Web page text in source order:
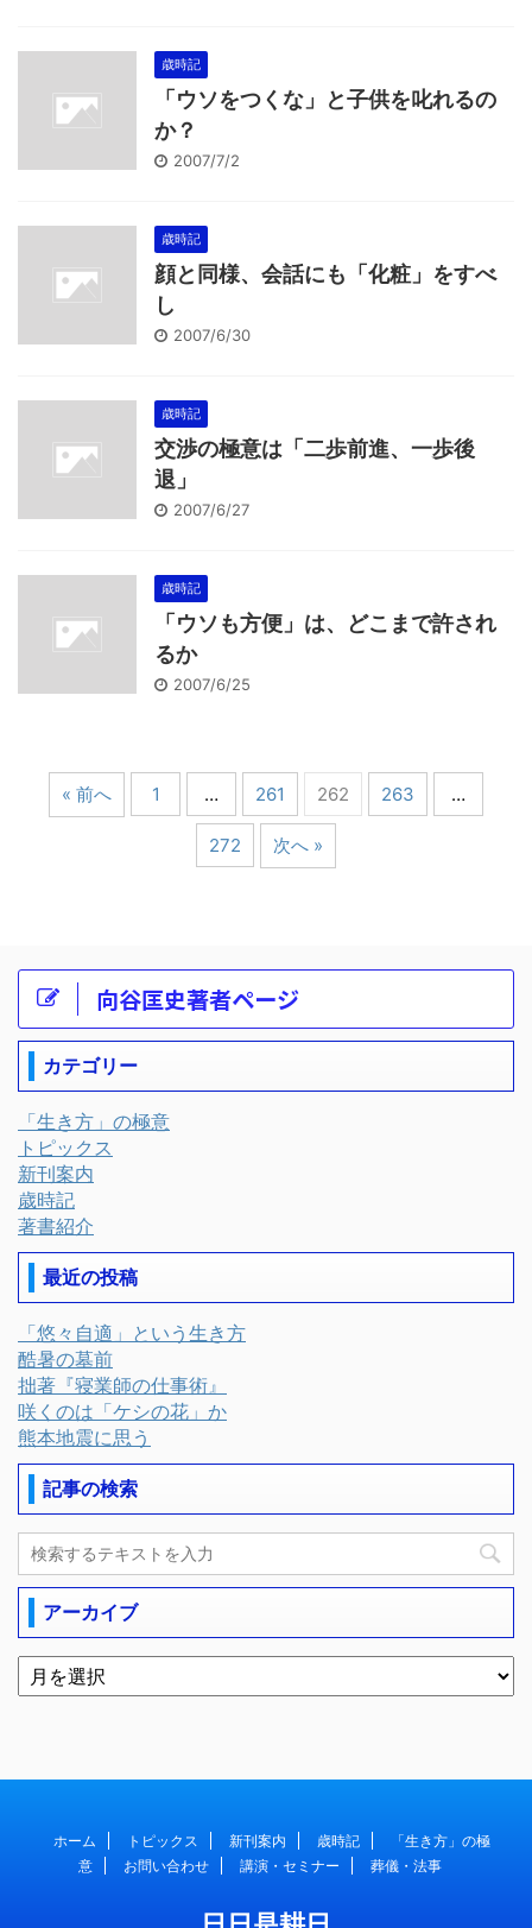
歳時記
「ウソをつくな」と子供を叱れるの
か？
2007/7/2
歳時記
顔と同様、会話にも「化粧」をすべ
し
2007/6/30
歳時記
交渉の極意は「二歩前進、一歩後
退」
2007/6/27
歳時記
「ウソも方便」は、どこまで許され
るか
2007/6/25
« 前へ 1 … 261 262 263 …
272 次へ »
向谷匡史著者ページ
カテゴリー
「生き方」の極意
トピックス
新刊案内
歳時記
著書紹介
最近の投稿
「悠々自適」という生き方
酷暑の墓前
拙著『寝業師の仕事術』
咲くのは「ケシの花」か
熊本地震に思う
記事の検索
アーカイブ
ホーム トピックス 新刊案内 歳時記
「生き方」の極
意
お問い合わせ 講演・セミナー 葬儀・法事